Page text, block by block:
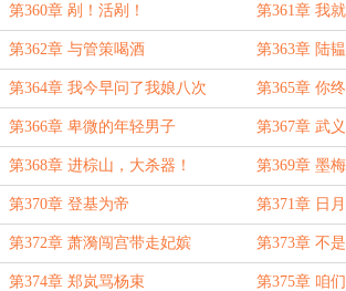
第360章 剐！活剐！ 第361章 我
第362章 与管策喝酒 第363章 陆
第364章 我今早问了我娘八次 第365章 你
第366章 卑微的年轻男子 第367章 武
第368章 进棕山，大杀器！ 第369章 墨
第370章 登基为帝 第371章 日
疆土！
第372章 萧漪闯宫带走妃嫔 第373章 不
第374章 郑岚骂杨束 第375章 咱